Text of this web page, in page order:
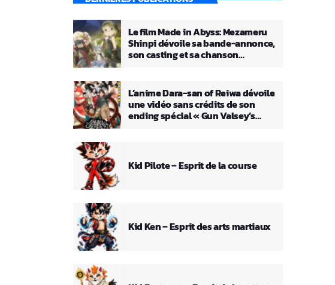
Le film Made in Abyss: Mezameru
Shinpi dévoile sa bande-annonce,
son casting et sa chanson
L’anime Dara-san of Reiwa dévoile
une vidéo sans crédits de son
ending spécial « Gun Valsey’s
Kid Pilote – Esprit de la course
Kid Ken – Esprit des arts martiaux